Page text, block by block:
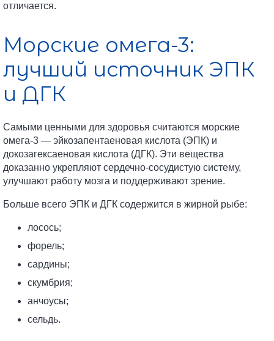
отличается.
Морские омега-3:
лучший источник ЭПК
и ДГК
Самыми ценными для здоровья считаются морские
омега-3 — эйкозапентаеновая кислота (ЭПК) и
докозагексаеновая кислота (ДГК). Эти вещества
доказанно укрепляют сердечно-сосудистую систему,
улучшают работу мозга и поддерживают зрение.
Больше всего ЭПК и ДГК содержится в жирной рыбе:
лосось;
форель;
сардины;
скумбрия;
анчоусы;
сельдь.